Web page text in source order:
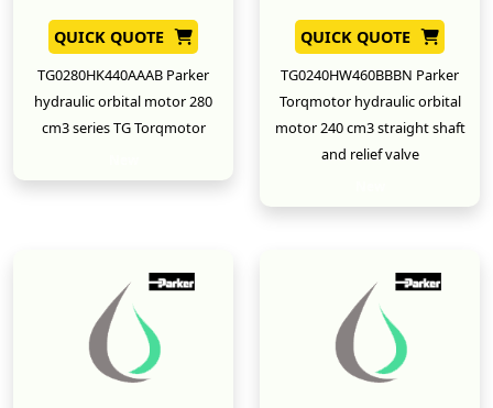
QUICK QUOTE
TG0280HK440AAAB Parker
hydraulic orbital motor 280
cm3 series TG Torqmotor
QUICK QUOTE
TG0240HW460BBBN Parker
Torqmotor hydraulic orbital
motor 240 cm3 straight shaft
and relief valve